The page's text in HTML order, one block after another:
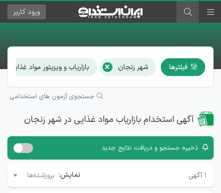
ورود کاربر
فیلترها شهر زنجان × بازاریاب و ویزیتور مواد غذایی
جستجوی آزمون های استخدامی
آگهی استخدام بازاریاب مواد غذایی در شهر زنجان
ذخیره جستجو و دریافت نتایج جدید
۱ آگهی نمایش: بروزشده‌ها